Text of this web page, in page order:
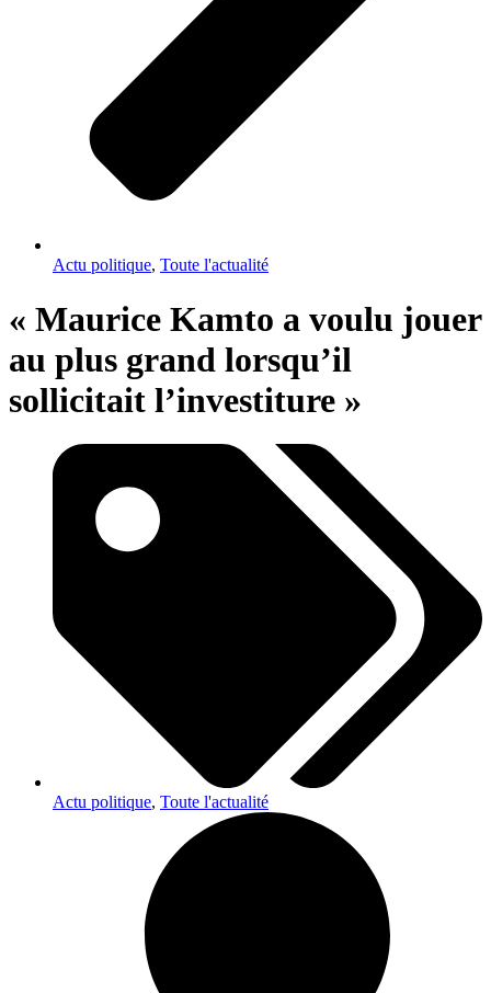
Actu politique, Toute l'actualité
« Maurice Kamto a voulu jouer
au plus grand lorsqu’il
sollicitait l’investiture »
Actu politique, Toute l'actualité